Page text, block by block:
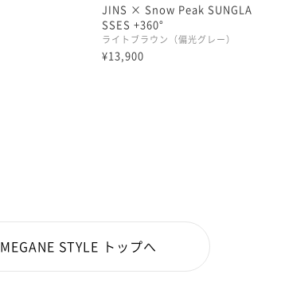
JINS × Snow Peak SUNGLA
SSES +360°
ライトブラウン（偏光グレー）
¥13,900
MEGANE STYLE トップへ